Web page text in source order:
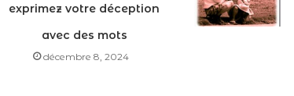
exprimez votre déception
avec des mots
décembre 8, 2024